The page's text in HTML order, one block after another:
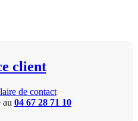
client
de contact
au 04 67 28 71 10